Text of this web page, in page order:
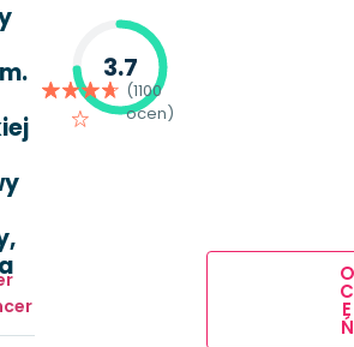
3.7
(1100
ocen)
O
C
E
Ń